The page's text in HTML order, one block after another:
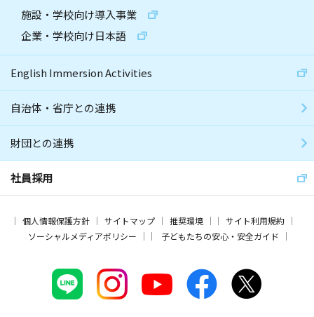
施設・学校向け導入事業
企業・学校向け日本語
English Immersion Activities
自治体・省庁との連携
財団との連携
社員採用
個人情報保護方針 サイトマップ 推奨環境
サイト利用規約
ソーシャルメディアポリシー
子どもたちの安心・安全ガイド